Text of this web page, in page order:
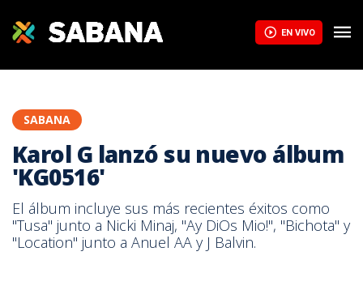
EN VIVO
SABANA
Karol G lanzó su nuevo álbum
'KG0516'
El álbum incluye sus más recientes éxitos como
"Tusa" junto a Nicki Minaj, "Ay DiOs Mio!", "Bichota" y
"Location" junto a Anuel AA y J Balvin.